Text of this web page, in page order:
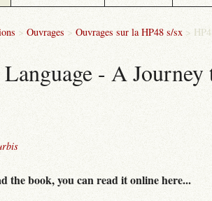
> Ouvrages > Ouvrages sur la HP48 s/sx >
- A
the book, you can read it online here...